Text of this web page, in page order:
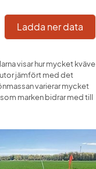
Ladda ner data
visar hur mycket kväve
jämfört med det
varierar mycket
marken bidrar med till